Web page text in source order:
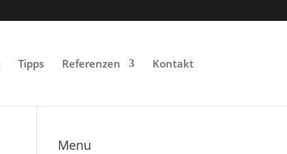
Tipps Referenzen Kontakt
Menu